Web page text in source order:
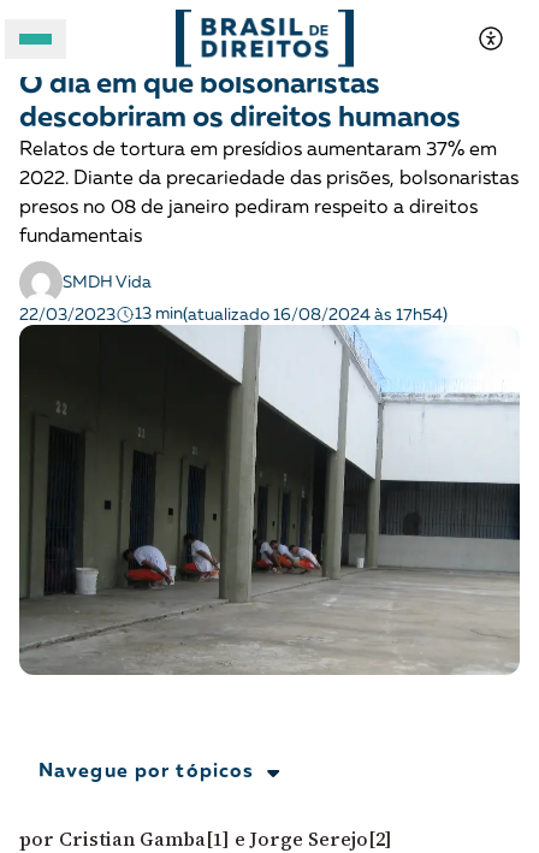
A BRASIL DE DIREITOS
ASSUNTOS
FORMATOS
Apoie a Brasil de Direitos
A [BD] conta as histórias de quem defende
direitos humanos no Brasil. Para continuar,
esse trabalho precisa da sua doação!
VEJA COMO APOIAR!
JUSTIÇA CRIMINAL
Opinião
O dia em que bolsonaristas
descobriram os direitos humanos
Relatos de tortura em presídios aumentaram 37% em
2022. Diante da precariedade das prisões, bolsonaristas
presos no 08 de janeiro pediram respeito a direitos
fundamentais
SMDH Vida
22/03/2023
13 min(atualizado 16/08/2024 às 17h54)
Navegue por tópicos
por Cristian Gamba[1] e Jorge Serejo[2]